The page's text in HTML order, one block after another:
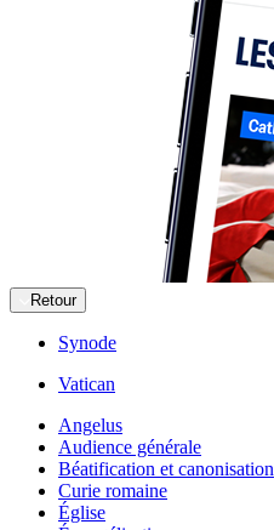
Retour
Synode
Vatican
Angelus
Audience générale
Béatification et canonisation
Curie romaine
Église